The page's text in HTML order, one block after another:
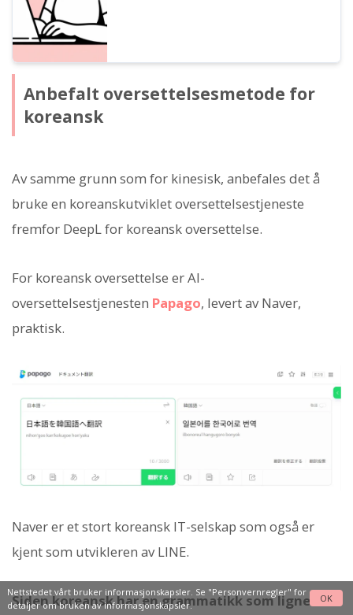
Anbefalt oversettelsesmetode for
koreansk
Av samme grunn som for kinesisk, anbefales det å
bruke en koreanskutviklet oversettelsestjeneste
fremfor DeepL for koreansk oversettelse.
For koreansk oversettelse er AI-
oversettelsestjenesten Papago, levert av Naver,
praktisk.
Naver er et stort koreansk IT-selskap som også er
kjent som utvikleren av LINE.
Siden koreansk har en grammatikk som ligner
Nettstedet vårt bruker informasjonskapsler. Se "Personvernregler" for
detaljer om bruken av informasjonskapsler.
OK